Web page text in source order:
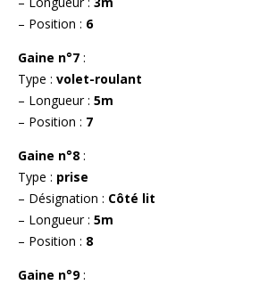
– Position : 6
Gaine n°7 :
Type : volet-roulant
– Longueur : 5m
– Position : 7
Gaine n°8 :
Type : prise
– Désignation : Côté lit
– Longueur : 5m
– Position : 8
Gaine n°9: